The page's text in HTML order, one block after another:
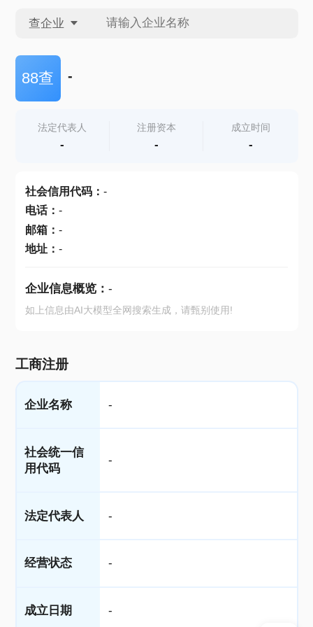
查企业
查企业
查产地
88查 -
法定代表人
-
注册资本
-
成立时间
-
社会信用代码： -
电话： -
邮箱： -
地址： -
企业信息概览： -
如上信息由AI大模型全网搜索生成，请甄别使用!
工商注册
企业名称 -
社会统一信
用代码
-
法定代表人 -
经营状态 -
成立日期 -